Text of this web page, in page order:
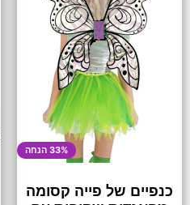
33% הנחה
כנפיים של פייה קסומה